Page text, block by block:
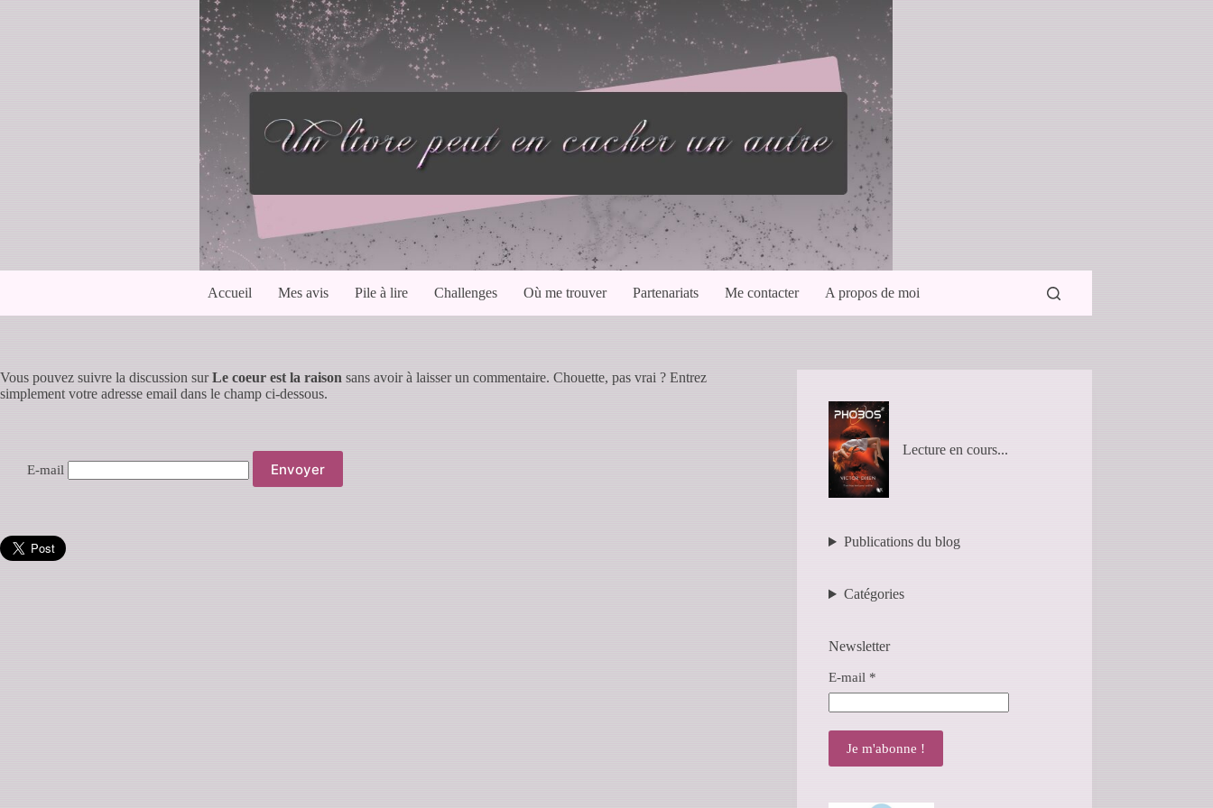
Accueil Mes avis Pile à lire Challenges Où me trouver Partenariats Me contacter A propos de moi
Vous pouvez suivre la discussion surLe coeur est la raison sans avoir à laisser un commentaire. Chouette, pas vrai ? Entrez
simplement votre adresse email dans le champ ci-dessous.
E-mail
Lecture en cours...
Publications du blog
Catégories
Newsletter
E-mail *